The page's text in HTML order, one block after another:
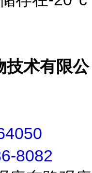
技术有限公
8082